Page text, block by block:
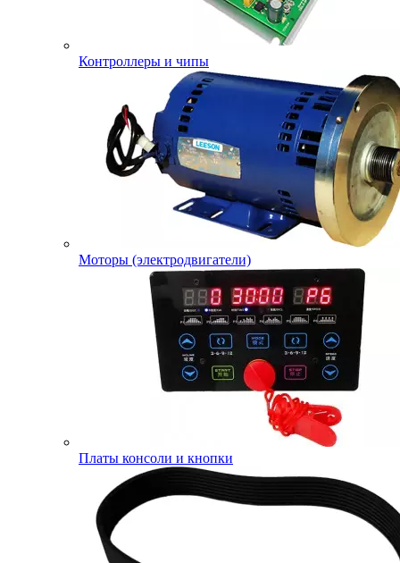
Контроллеры и чипы
Моторы (электродвигатели)
Платы консоли и кнопки